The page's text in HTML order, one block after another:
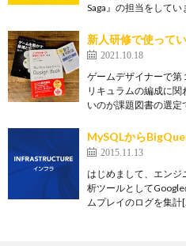
Saga』の担当をして
新人研修で使って
2021.10.18
ゲームデザイナーで第
リキュラムの編成に
いのが課題図書の選
MySQLから
2015.11.13
はじめまして、エンジ
析ツールとして
ムプレイのログを集計